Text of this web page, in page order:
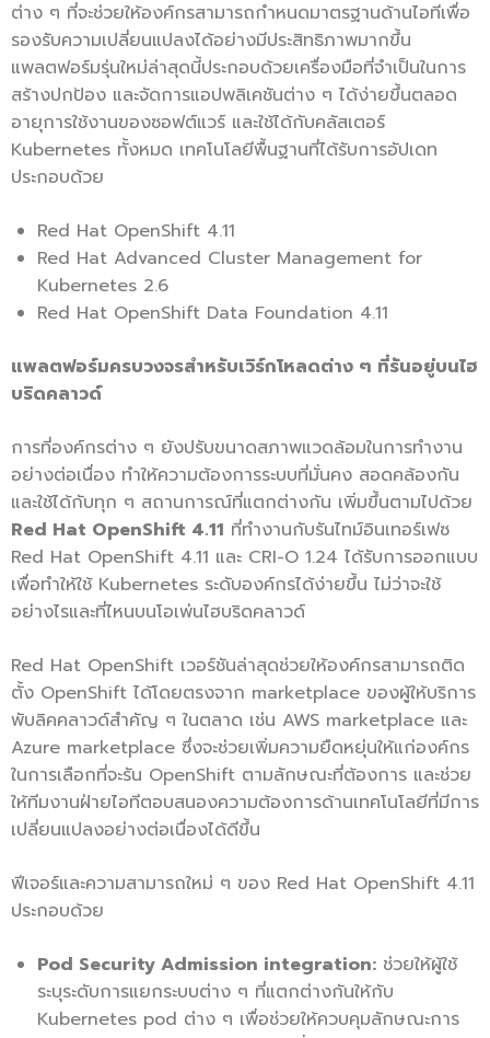
ต่าง ๆ ที่จะช่วยให้องค์กรสามารถกำหนดมาตรฐานด้านไอทีเพื่อ
รองรับความเปลี่ยนแปลงได้อย่างมีประสิทธิภาพมากขึ้น
แพลตฟอร์มรุ่นใหม่ล่าสุดนี้ประกอบด้วยเครื่องมือที่จำเป็นในการ
สร้างปกป้อง และจัดการแอปพลิเคชันต่าง ๆ ได้ง่ายขึ้นตลอด
อายุการใช้งานของซอฟต์แวร์ และใช้ได้กับคลัสเตอร์
Kubernetes ทั้งหมด เทคโนโลยีพื้นฐานที่ได้รับการอัปเดท
ประกอบด้วย
Red Hat OpenShift 4.11
Red Hat Advanced Cluster Management for
Kubernetes 2.6
Red Hat OpenShift Data Foundation 4.11
แพลตฟอร์มครบวงจรสำหรับเวิร์กโหลดต่าง ๆ ที่รันอยู่บนไฮ
บริดคลาวด์
การที่องค์กรต่าง ๆ ยังปรับขนาดสภาพแวดล้อมในการทำงาน
อย่างต่อเนื่อง ทำให้ความต้องการระบบที่มั่นคง สอดคล้องกัน
และใช้ได้กับทุก ๆ สถานการณ์ที่แตกต่างกัน เพิ่มขึ้นตามไปด้วย
Red Hat OpenShift 4.11 ที่ทำงานกับรันไทม์อินเทอร์เฟซ
Red Hat OpenShift 4.11 และ CRI-O 1.24 ได้รับการออกแบบ
เพื่อทำให้ใช้ Kubernetes ระดับองค์กรได้ง่ายขึ้น ไม่ว่าจะใช้
อย่างไรและที่ไหนบนโอเพ่นไฮบริดคลาวด์
Red Hat OpenShift เวอร์ชันล่าสุดช่วยให้องค์กรสามารถติด
ตั้ง OpenShift ได้โดยตรงจาก marketplace ของผู้ให้บริการ
พับลิคคลาวด์สำคัญ ๆ ในตลาด เช่น AWS marketplace และ
Azure marketplace ซึ่งจะช่วยเพิ่มความยืดหยุ่นให้แก่องค์กร
ในการเลือกที่จะรัน OpenShift ตามลักษณะที่ต้องการ และช่วย
ให้ทีมงานฝ่ายไอทีตอบสนองความต้องการด้านเทคโนโลยีที่มีการ
เปลี่ยนแปลงอย่างต่อเนื่องได้ดีขึ้น
ฟีเจอร์และความสามารถใหม่ ๆ ของ Red Hat OpenShift 4.11
ประกอบด้วย
Pod Security Admission integration: ช่วยให้ผู้ใช้
ระบุระดับการแยกระบบต่าง ๆ ที่แตกต่างกันให้กับ
Kubernetes pod ต่าง ๆ เพื่อช่วยให้ควบคุมลักษณะการ